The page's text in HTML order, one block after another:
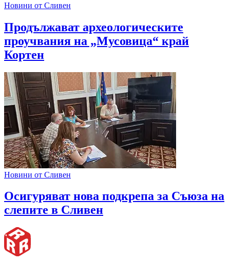
Новини от Сливен
Продължават археологическите
проучвания на „Мусовица“ край
Кортен
Новини от Сливен
Oсигуряват нова подкрепа за Съюза на
слепите в Сливен